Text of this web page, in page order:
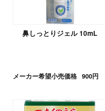
鼻しっとりジェル 10mL
メーカー希望小売価格 900円